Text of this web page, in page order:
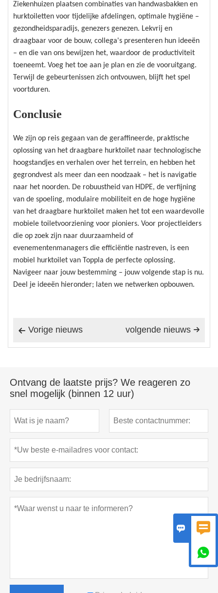
Ziekenhuizen plaatsen combinaties van handwasbakken en
hurktoiletten voor tijdelijke afdelingen, optimale hygiëne –
gezondheidsparadijs, genezers genezen. Lekvrij en
draagbaar voor de bouw, collega's presenteren hun ideeën
– en die van ons bewijzen het, waardoor de productiviteit
toeneemt. Voeg het toe aan je plan en zie de vooruitgang.
Terwijl de gebeurtenissen zich ontvouwen, blijft het spel
voortduren.
Conclusie
We zijn op reis gegaan van de geraffineerde, praktische
oplossing van het draagbare hurktoilet naar technologische
hoogstandjes en verhalen over het terrein, en hebben het
gegrondvest als meer dan een noodzaak – het is navigatie
naar het noorden. De robuustheid van HDPE, de verfijning
van de spoeling, modulaire mobiliteit en de hoge hygiëne
van het draagbare hurktoilet maken het tot een waardevolle
mobiele toiletvoorziening voor pioniers. Voor projectleiders
die op zoek zijn naar duurzaamheid of
evenementenmanagers die efficiëntie nastreven, is een
mobiel hurktoilet van Toppla de perfecte oplossing.
Navigeer naar jouw bestemming – jouw volgende stap is nu.
Deel je ideeën hieronder; laten we netwerken opbouwen.
 Vorige nieuws 
volgende nieuws
Ontvang de laatste prijs? We reageren zo
snel mogelijk (binnen 12 uur)
 
